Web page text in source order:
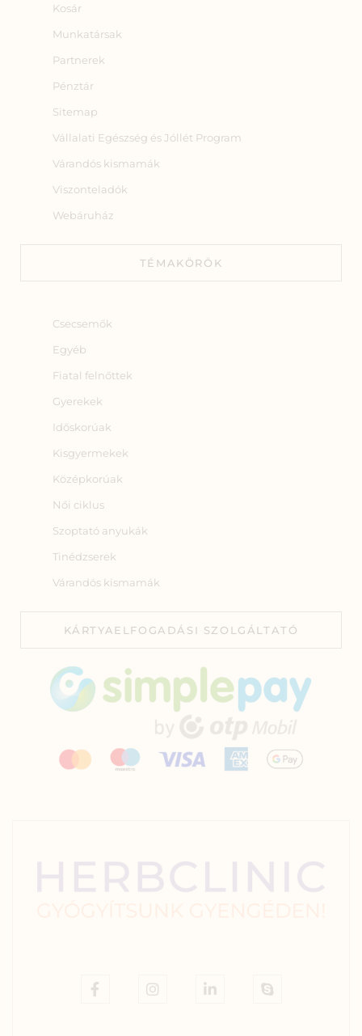
Kosár
Munkatársak
Partnerek
Pénztár
Sitemap
Vállalati Egészség és Jóllét Program
Várandós kismamák
Viszonteladók
Webáruház
TÉMAKÖRÖK
Csecsemők
Egyéb
Fiatal felnőttek
Gyerekek
Időskorúak
Kisgyermekek
Középkorúak
Női ciklus
Szoptató anyukák
Tinédzserek
Várandós kismamák
KÁRTYAELFOGADÁSI SZOLGÁLTATÓ